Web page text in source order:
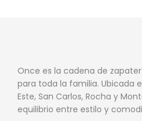
Once es la cadena de
para toda la familia. Ubicada
Este, San Carlos, Rocha y
equilibrio entre estilo y